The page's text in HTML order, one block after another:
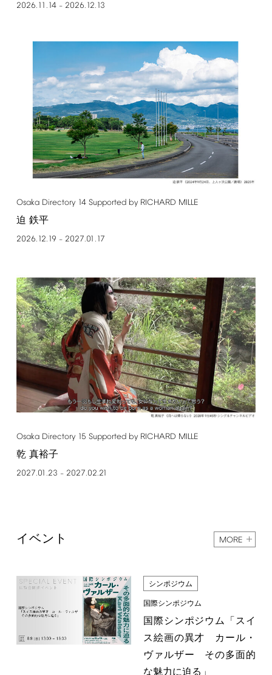
2026.11.14– 2026.12.13
Osaka Directory 14 Supported by RICHARD MILLE
迫 鉄平
2026.12.19 – 2027.01.17
Osaka Directory 15 Supported by RICHARD MILLE
乾 真裕子
2027.01.23 – 2027.02.21
イベント MORE
シンポジウム
国際シンポジウム
国際シンポジウム「スイ
ス絵画の異才 カール・
ヴァルザー その多面的
な魅力に迫る」